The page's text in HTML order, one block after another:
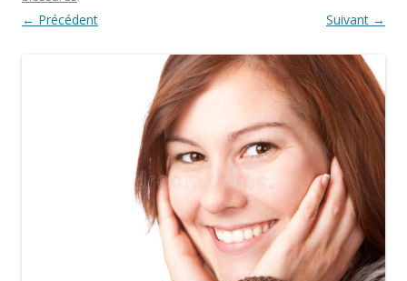
← Précédent Suivant →